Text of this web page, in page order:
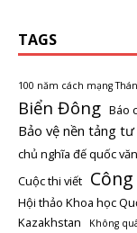
TAGS
100 năm cách mạng
Biển Đông Báo
Bảo vệ nền tảng
chủ nghĩa đế quốc
Cuộc thi viết
Hội thảo Khoa học
Kazakhstan
Không